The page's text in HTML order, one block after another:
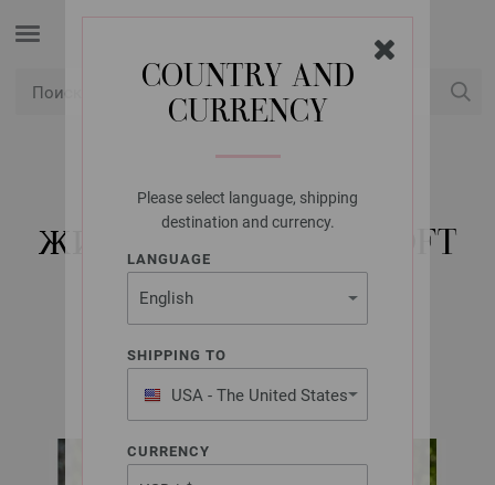
COUNTRY AND
CURRENCY
Please select language, shipping
destination and currency.
LANGUAGE
SHIPPING TO
USA - The United States
of America
CURRENCY
LANA GROSSA
ЖИЛЕТ LANDLUST SOFT
TWEED 90
LANDLUST No. 5/2025 | Модель 8